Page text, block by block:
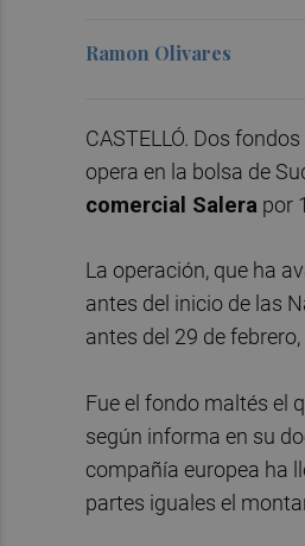
Ramon Olivares
CASTELLÓ. Dos
opera en la bolsa de
comercial Salera por
La operación, que ha
antes del inicio de las
antes del 29 de
Fue el fondo maltés el
según informa en su
compañía europea ha
partes iguales el